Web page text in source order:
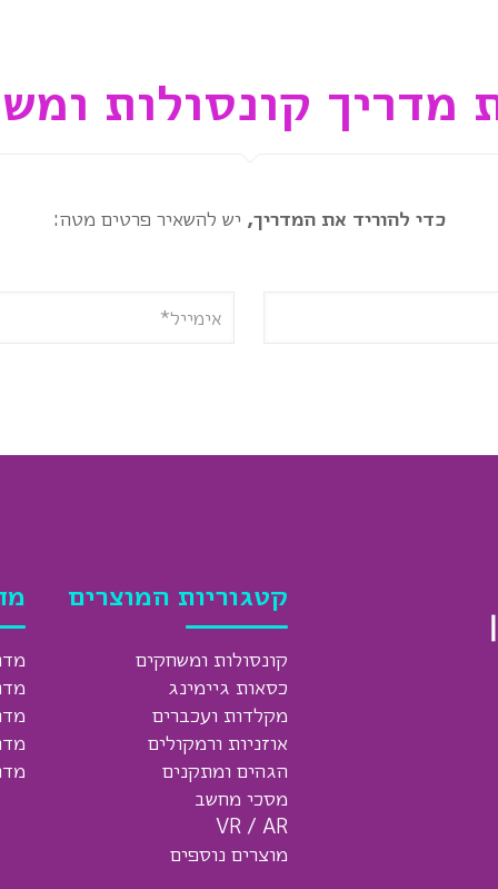
מדריך קונסולות
כדי להוריד את המדריך, יש להשאיר פרטים מטה:
קטגוריות המוצרים
קונסולות ומשחקים
כסאות גיימינג
מקלדות ועכברים
אוזניות ורמקולים
הגהים ומתקנים
מסכי מחשב
VR / AR
מוצרים נוספים